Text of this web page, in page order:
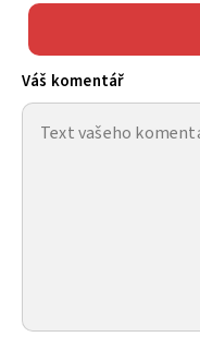
Váš komentář